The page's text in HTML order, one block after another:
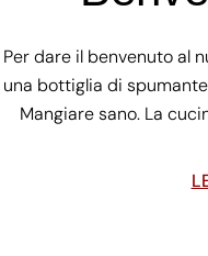
Per dare il benvenuto al
una bottiglia di
Mangiare sano. La